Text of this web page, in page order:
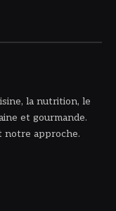
la nutrition, le
et gourmande.
notre approche.